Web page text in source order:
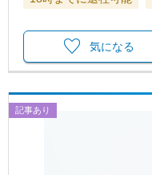
気になる
記事あり